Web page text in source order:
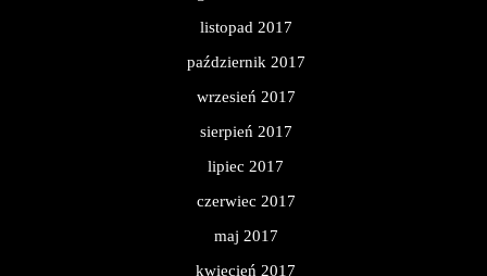
listopad 2017
październik 2017
wrzesień 2017
sierpień 2017
lipiec 2017
czerwiec 2017
maj 2017
kwiecień 2017